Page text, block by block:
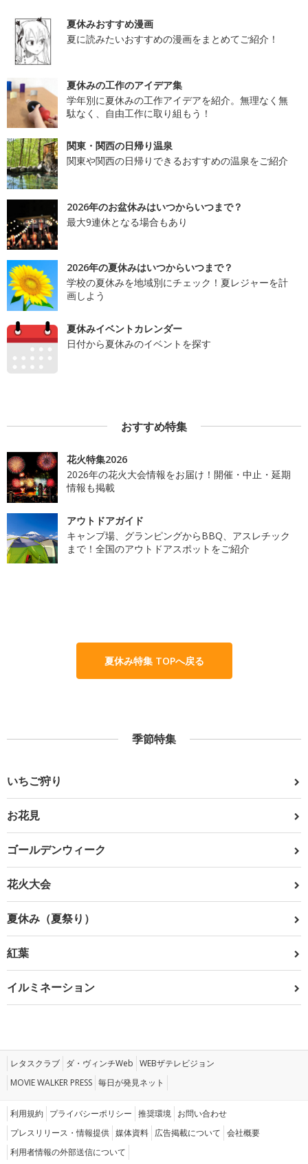
夏休みおすすめ漫画
夏に読みたいおすすめの漫画をまとめてご紹介！
夏休みの工作のアイデア集
学年別に夏休みの工作アイデアを紹介。無理なく無
駄なく、自由工作に取り組もう！
関東・関西の日帰り温泉
関東や関西の日帰りできるおすすめの温泉をご紹介
2026年のお盆休みはいつからいつまで？
最大9連休となる場合もあり
2026年の夏休みはいつからいつまで？
学校の夏休みを地域別にチェック！夏レジャーを計
画しよう
夏休みイベントカレンダー
日付から夏休みのイベントを探す
おすすめ特集
花火特集2026
2026年の花火大会情報をお届け！開催・中止・延期
情報も掲載
アウトドアガイド
キャンプ場、グランピングからBBQ、アスレチック
まで！全国のアウトドアスポットをご紹介
夏休み特集 TOPへ戻る
季節特集
いちご狩り
お花見
ゴールデンウィーク
花火大会
夏休み（夏祭り）
紅葉
イルミネーション
レタスクラブ ダ・ヴィンチWeb WEBザテレビジョン
MOVIE WALKER PRESS 毎日が発見ネット
利用規約 プライバシーポリシー 推奨環境 お問い合わせ
プレスリリース・情報提供 媒体資料 広告掲載について 会社概要
利用者情報の外部送信について